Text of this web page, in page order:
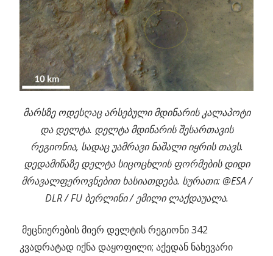
მარსზე ოდესღაც არსებული მდინარის კალაპოტი
და დელტა. დელტა მდინარის შესართავის
რეგიონია, სადაც უამრავი ნაშალი იყრის თავს.
დედამიწაზე დელტა სიცოცხლის ფორმების დიდი
მრავალფეროვნებით ხასიათდება. სურათი: @ESA /
DLR / FU ბერლინი / ემილი ლაქდაუალა.
მეცნიერების მიერ დელტის რეგიონი 342
კვადრატად იქნა დაყოფილი; აქედან ნახევარი